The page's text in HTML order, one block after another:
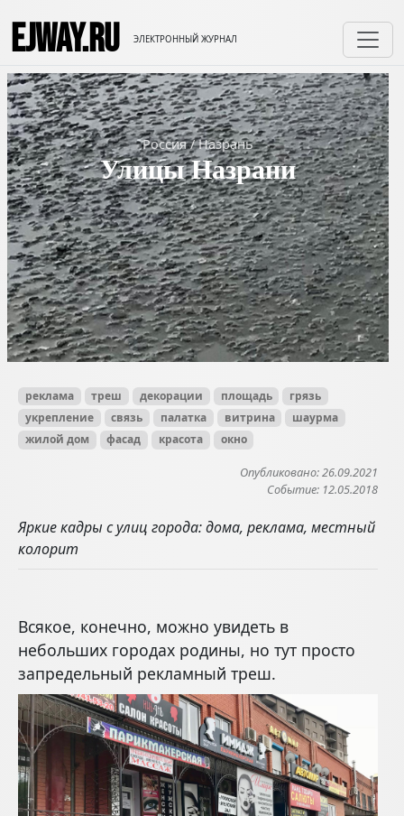
EJWAY.RU ЭЛЕКТРОННЫЙ ЖУРНАЛ
Россия/Назрань
Улицы Назрани
реклама треш декорации площадь
грязь
укрепление
связь палатка витрина
шаурма
жилой дом
фасад красота окно
Опубликовано: 26.09.2021
Событие: 12.05.2018
Яркие кадры с улиц города: дома, реклама, местный
колорит
Всякое, конечно, можно увидеть в
небольших городах родины, но тут просто
запредельный рекламный треш.